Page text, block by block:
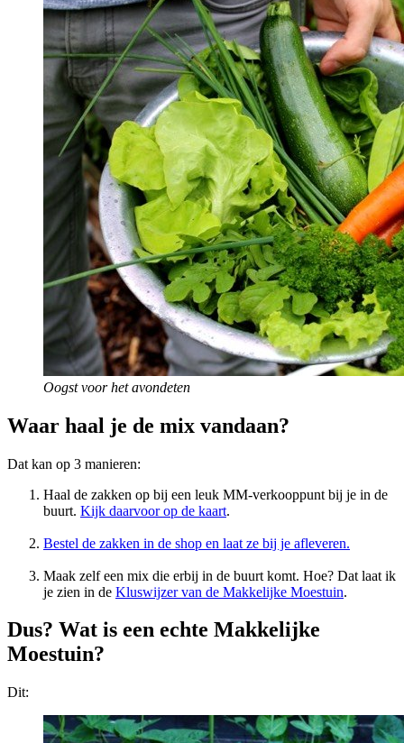
Oogst voor het avondeten
Waar haal je de mix vandaan?
Dat kan op 3 manieren:
Haal de zakken op bij een leuk MM-verkooppunt bij je in de
buurt. Kijk daarvoor op de kaart.
Bestel de zakken in de shop en laat ze bij je afleveren.
Maak zelf een mix die erbij in de buurt komt. Hoe? Dat laat ik
je zien in de Kluswijzer van de Makkelijke Moestuin.
Dus? Wat is een echte Makkelijke
Moestuin?
Dit: